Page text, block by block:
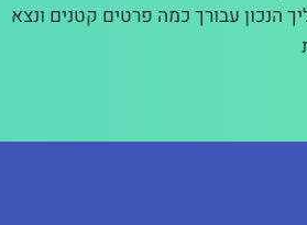
הנכון עבורך כמה פרטים קטנים ונצא